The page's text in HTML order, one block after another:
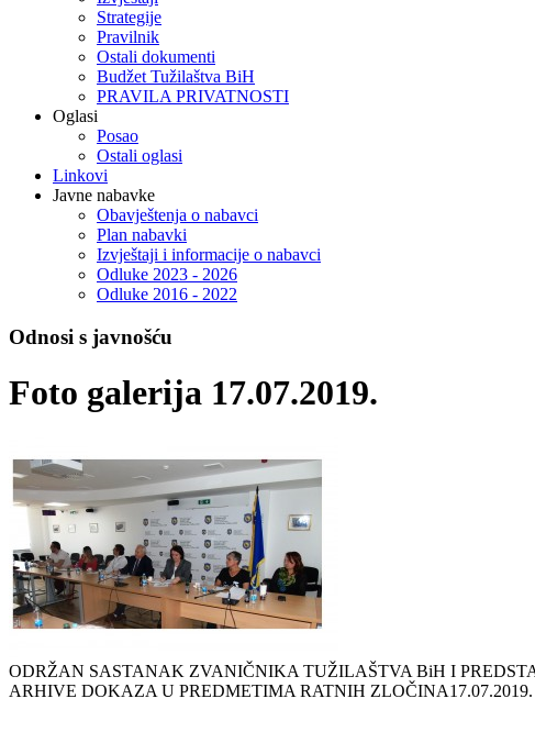
Strategije
Pravilnik
Ostali dokumenti
Budžet Tužilaštva BiH
PRAVILA PRIVATNOSTI
Oglasi
Posao
Ostali oglasi
Linkovi
Javne nabavke
Obavještenja o nabavci
Plan nabavki
Izvještaji i informacije o nabavci
Odluke 2023 - 2026
Odluke 2016 - 2022
Odnosi s javnošću
Foto galerija 17.07.2019.
ODRŽAN SASTANAK ZVANIČNIKA TUŽILAŠTVA BiH I
ARHIVE DOKAZA U PREDMETIMA RATNIH ZLOČINA17.07.2019.